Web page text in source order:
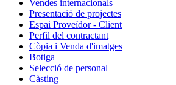
Vendes internacionals
Presentació de projectes
Espai Proveïdor - Client
Perfil del contractant
Còpia i Venda d'imatges
Botiga
Selecció de personal
Càsting